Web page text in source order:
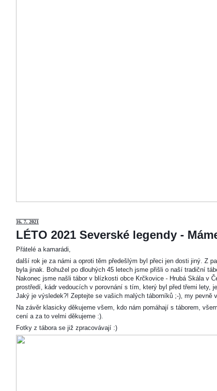
16. 7. 2021
LÉTO 2021 Severské legendy -
Přátelé a kamarádi,
další rok je za námi a oproti těm předešlým byl přeci jen dosti jiný. Z
byla jinak. Bohužel po dlouhých 45 letech jsme přišli o naší tradiční
Nakonec jsme našli tábor v blízkosti obce Krčkovice - Hrubá Skála v
prostředí, kádr vedoucích v porovnání s tím, který byl před třemi lety,
Jaký je výsledek?! Zeptejte se vašich malých táborníků ;-), my pevně
Na závěr klasicky děkujeme všem, kdo nám pomáhají s táborem,
cení a za to velmi děkujeme :).
Fotky z tábora se již zpracovávají :)